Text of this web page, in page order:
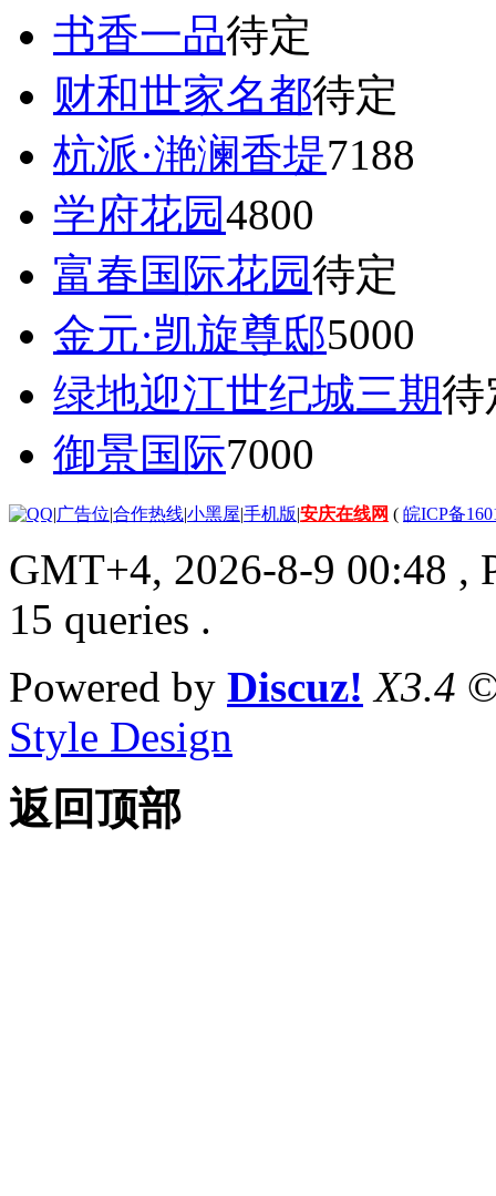
书香一品待定
财和世家名都待定
杭派·滟澜香堤7188
学府花园4800
富春国际花园待定
金元·凯旋尊邸5000
绿地迎江世纪城三期待
御景国际7000
|广告位|合作热线|小黑屋|手机版|安庆在线网 ( 皖ICP备
GMT+4, 2026-8-9 00:48 ,
15 queries .
Powered by Discuz! X3.4
Style Design
返回顶部